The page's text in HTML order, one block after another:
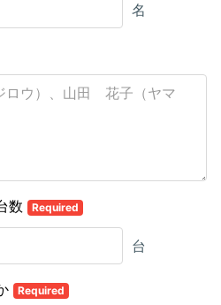
名
数 Required
台
Required